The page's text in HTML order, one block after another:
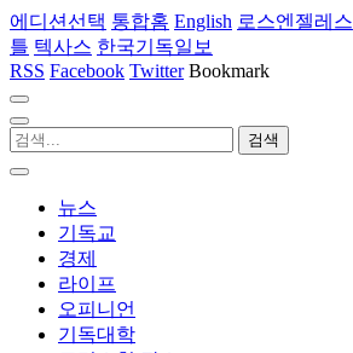
에디션선택 통합홈 English 로스엔젤레스
틀 텍사스 한국기독일보
RSS Facebook Twitter Bookmark
뉴스
기독교
경제
라이프
오피니언
기독대학